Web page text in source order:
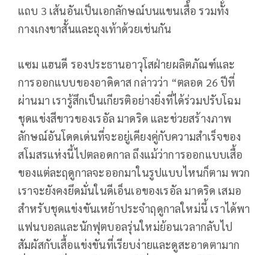
แถบ 3 เส้นอันเป็นเอกลักษณ์บนแขนเสื้อ รวมทั้ง
กางเกงขาสั้นและถุงเท้าด้วยเช่นกัน
แซม แฮนดี รองประธานอาวุโสฝ่ายผลิตภัณฑ์และ
การออกแบบของอาดิดาส กล่าวว่า “ตลอด 26 ปีที่
ผ่านมา เรารู้สึกเป็นเกียรติอย่างยิ่งที่ได้ร่วมปรับโฉม
ชุดแข่งสีขาวของเรอัล มาดริด และช่วยสร้างภาพ
ลักษณ์อันโดดเด่นที่จะอยู่เคียงคู่กับความสำเร็จของ
สโมสรแห่งนี้ไปตลอดกาล ถึงแม้ว่าการออกแบบเสื้อ
ของแต่ละฤดูกาลจะออกมาในรูปแบบไหนก็ตาม พวก
เราจะยังคงยึดมั่นในดีเอ็นเอของเรอัล มาดริด เสมอ
สำหรับชุดแข่งขันเหย้าประจำฤดูกาลใหม่นี้ เราได้พา
แฟนบอลและนักฟุตบอลรุ่นใหม่ย้อนเวลากลับไป
สัมผัสกับเสื้อแข่งขันที่เรียบง่ายและดูสะอาดตามาก